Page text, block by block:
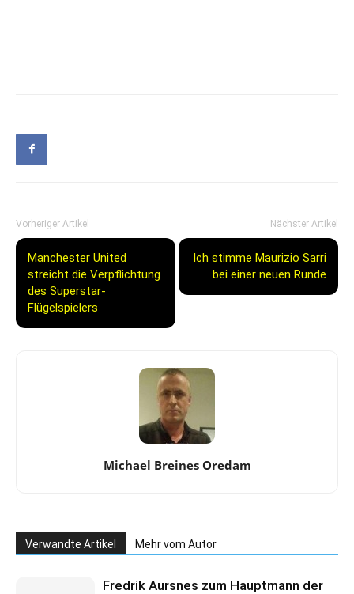
Vorheriger Artikel
Manchester United
streicht die Verpflichtung
des Superstar-
Flügelspielers
Nächster Artikel
Ich stimme Maurizio Sarri
bei einer neuen Runde
Michael Breines Oredam
Verwandte Artikel Mehr vom Autor
Fredrik Aursnes zum Hauptmann der